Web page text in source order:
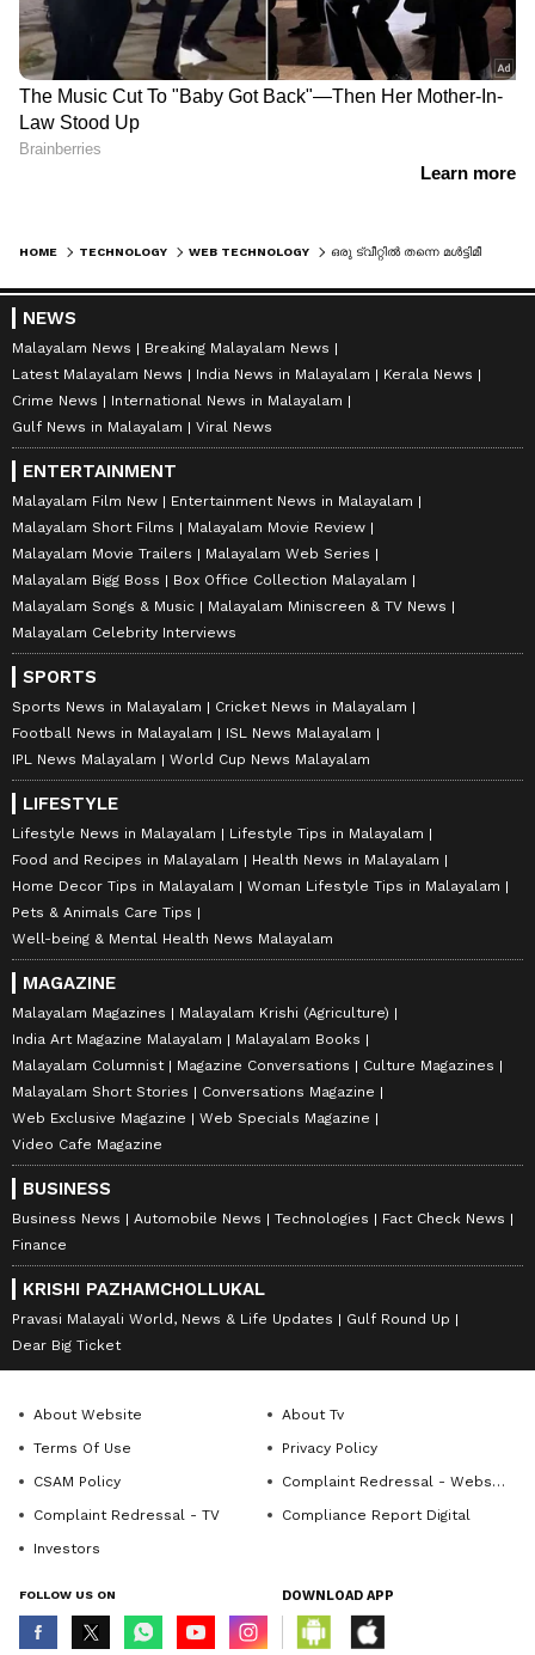
HOME TECHNOLOGY WEB TECHNOLOGY
NEWS
Malayalam News
Breaking Malayalam News
Latest Malayalam News
India News in Malayalam
Kerala News
Crime News
International News in Malayalam
Gulf News in Malayalam
Viral News
ENTERTAINMENT
Malayalam Film New
Entertainment News in Malayalam
Malayalam Short Films
Malayalam Movie Review
Malayalam Movie Trailers
Malayalam Web Series
Malayalam Bigg Boss
Box Office Collection Malayalam
Malayalam Songs & Music
Malayalam Miniscreen & TV News
Malayalam Celebrity Interviews
SPORTS
Sports News in Malayalam
Cricket News in Malayalam
Football News in Malayalam
ISL News Malayalam
IPL News Malayalam
World Cup News Malayalam
LIFESTYLE
Lifestyle News in Malayalam
Lifestyle Tips in Malayalam
Food and Recipes in Malayalam
Health News in Malayalam
Home Decor Tips in Malayalam
Woman Lifestyle Tips in Malayalam
Pets & Animals Care Tips
Well-being & Mental Health News Malayalam
MAGAZINE
Malayalam Magazines
Malayalam Krishi (Agriculture)
India Art Magazine Malayalam
Malayalam Books
Malayalam Columnist
Magazine Conversations
Culture Magazines
Malayalam Short Stories
Conversations Magazine
Web Exclusive Magazine
Web Specials Magazine
Video Cafe Magazine
BUSINESS
Business News Automobile News Technologies
Fact Check News
Finance
KRISHI PAZHAMCHOLLUKAL
Pravasi Malayali World, News & Life Updates
Gulf Round Up
Dear Big Ticket
About Website
About Tv
Terms Of Use
Privacy Policy
CSAM Policy
Complaint Redressal - Website
Complaint Redressal - TV
Compliance Report Digital
Investors
FOLLOW US ON DOWNLOAD APP